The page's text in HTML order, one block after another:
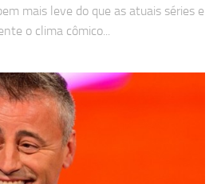
mais leve do que as atuais séries e
o clima cômico...